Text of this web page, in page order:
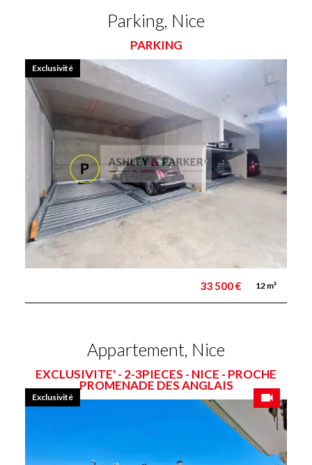
Parking, Nice
PARKING
33 500 € 12 m²
Exclusivité
Appartement, Nice
EXCLUSIVITE' - 2-3PIECES - NICE - PROCHE
PROMENADE DES ANGLAIS
Exclusivité